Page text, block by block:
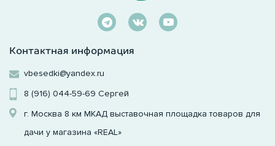
Контактная информация
vbesedki@yandex.ru
8 (916) 044-59-69 Сергей
г. Москва 8 км МКАД выставочная площадка товаров для
дачи у магазина «REAL»